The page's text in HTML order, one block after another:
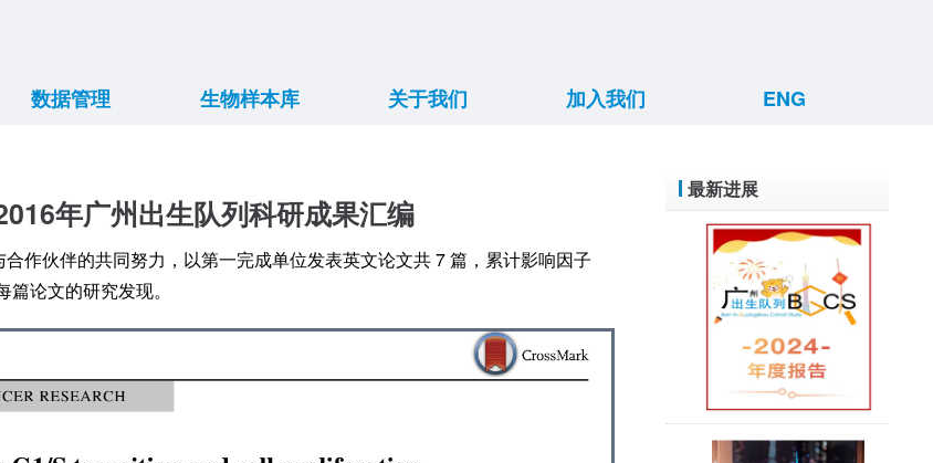
数据管理 生物样本库 关于我们 加入我们 ENG
最新进展
年广州出生队列科研成果汇编
作伙伴的共同努力，以第一完成单位发表英文论文共 7 篇，累计影响因子
论文的研究发现。